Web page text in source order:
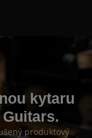
kytaru
produktový